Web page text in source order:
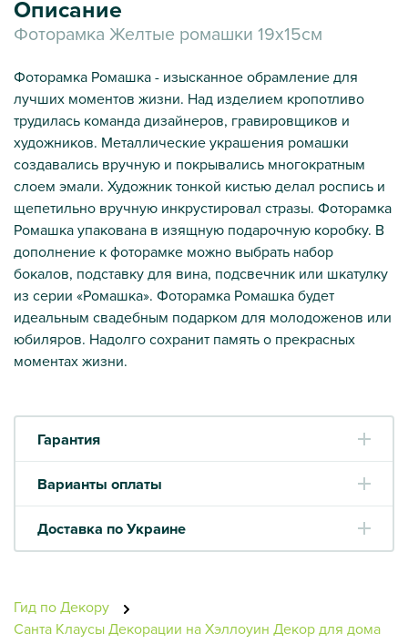
Описание
Фоторамка Желтые ромашки 19х15см
Фоторамка Ромашка - изысканное обрамление для
лучших моментов жизни. Над изделием кропотливо
трудилась команда дизайнеров, гравировщиков и
художников. Металлические украшения ромашки
создавались вручную и покрывались многократным
слоем эмали. Художник тонкой кистью делал роспись и
щепетильно вручную инкрустировал стразы. Фоторамка
Ромашка упакована в изящную подарочную коробку. В
дополнение к фоторамке можно выбрать набор
бокалов, подставку для вина, подсвечник или шкатулку
из серии «Ромашка». Фоторамка Ромашка будет
идеальным свадебным подарком для молодоженов или
юбиляров. Надолго сохранит память о прекрасных
моментах жизни.
Гарантия
Варианты оплаты
Доставка по Украине
Гид по Декору
Санта КлаусыДекорации на Хэллоуин Декор для дома